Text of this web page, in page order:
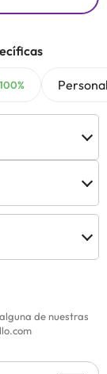
100%
de nuestras